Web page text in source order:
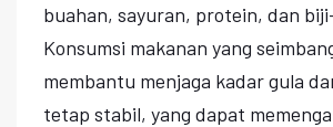
buahan, sayuran, protein, dan
Konsumsi makanan yang
membantu menjaga kadar gula
tetap stabil, yang dapat